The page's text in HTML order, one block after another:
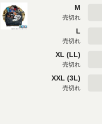
M
売切れ
L
売切れ
XL (LL)
売切れ
XXL (3L)
売切れ